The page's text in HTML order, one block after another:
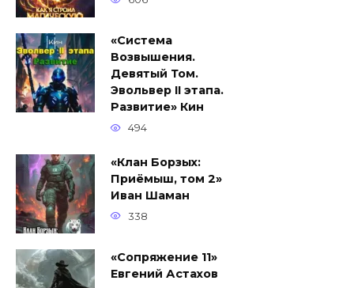
«Система
Возвышения.
Девятый Том.
Эвольвер II этапа.
Развитие» Кин
494
«Клан Борзых:
Приёмыш, том 2»
Иван Шаман
338
«Сопряжение 11»
Евгений Астахов